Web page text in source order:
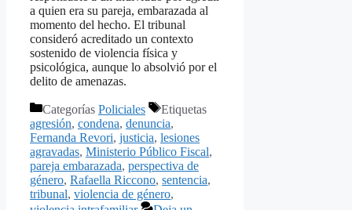
a quien era su pareja, embarazada al
momento del hecho. El tribunal
consideró acreditado un contexto
sostenido de violencia física y
psicológica, aunque lo absolvió por el
delito de amenazas.
Categorías Policiales
Etiquetas
agresión, condena, denuncia,
Fernanda Revori, justicia, lesiones
agravadas, Ministerio Público Fiscal,
pareja embarazada, perspectiva de
género, Rafaella Riccono, sentencia,
tribunal, violencia de género,